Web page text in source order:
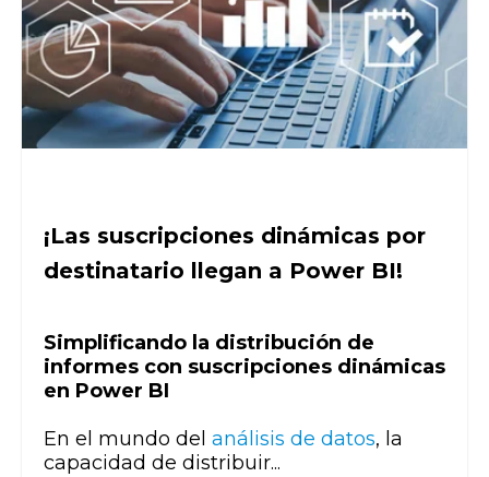
¡Las suscripciones dinámicas por
destinatario llegan a Power BI!
Simplificando la distribución de
informes con suscripciones dinámicas
en Power BI
En el mundo del análisis de datos, la
capacidad de distribuir...